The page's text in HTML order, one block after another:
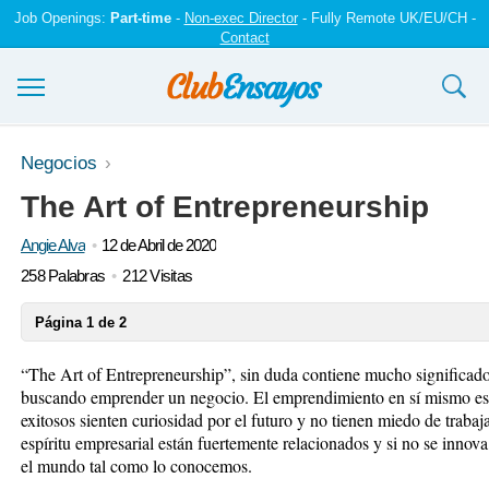
Job Openings: Part-time- Non-exec Director- Fully Remote UK/EU/CH -
Contact
Ensayos y trabajos
Registrarse
Iniciar sesión
Negocios
The Art of Entrepreneurship
Angie Alva
12 de Abril de 2020
258 Palabras
212 Visitas
Página 1 de 2
“The Art of Entrepreneurship”, sin duda contiene mucho
buscando emprender un negocio. El emprendimiento en sí mismo
exitosos sienten curiosidad por el futuro y no tienen miedo de
espíritu empresarial están fuertemente relacionados y si no se
el mundo tal como lo conocemos.